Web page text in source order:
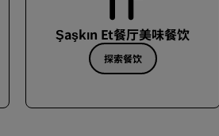
Şaşkın Et餐厅美味餐饮
探索餐饮